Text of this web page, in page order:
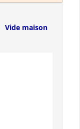
Vide maison